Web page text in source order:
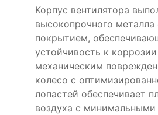
Корпус вентилятора
высокопрочного
покрытием,
устойчивость к
механическим
колесо с
лопастей обеспечивает
воздуха с минимальными